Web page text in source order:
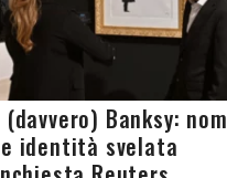
(davvero) Banksy:
identità svelata